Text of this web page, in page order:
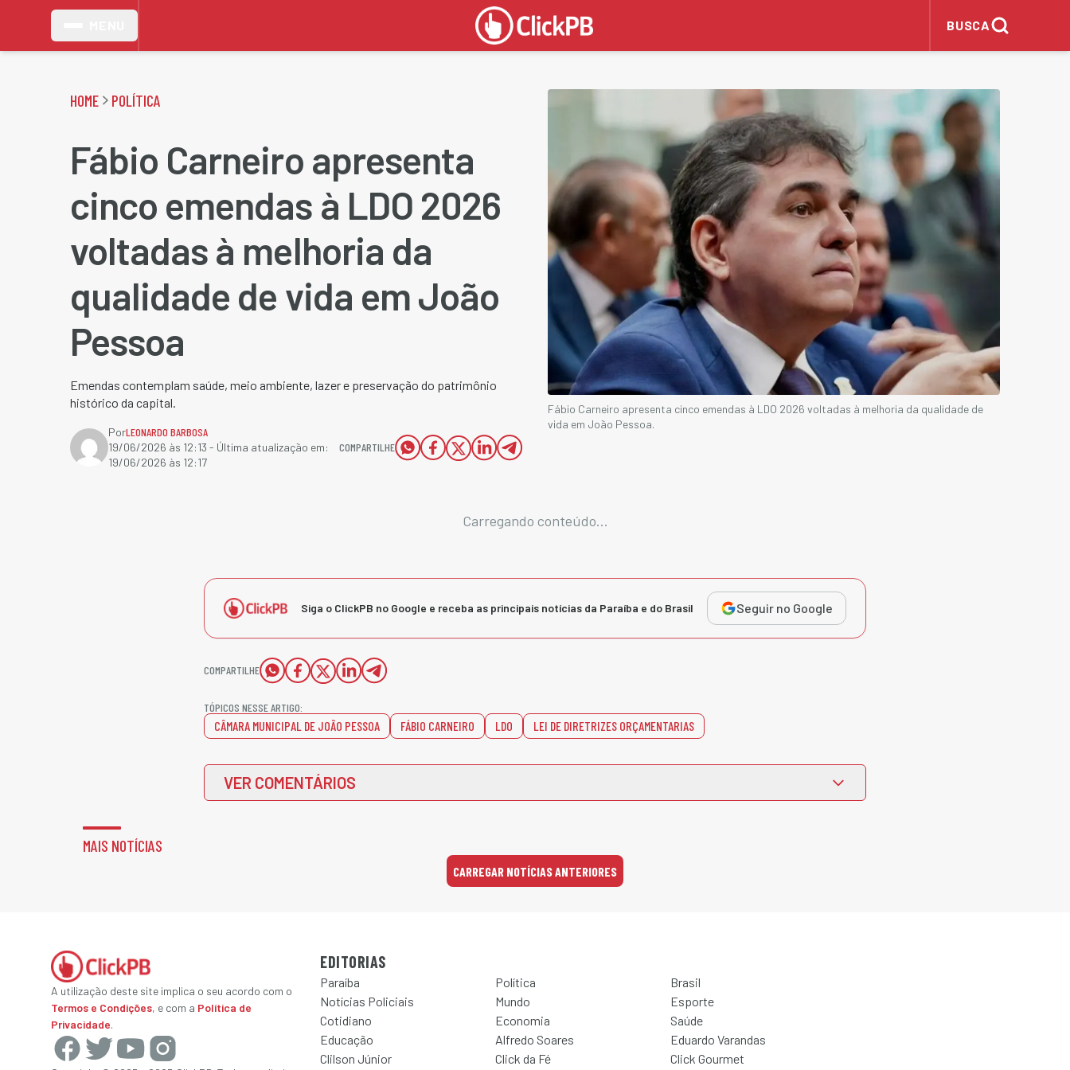
BUSCA
HOME POLÍTICA
Fábio Carneiro apresenta
cinco emendas à LDO 2026
voltadas à melhoria da
qualidade de vida em João
Pessoa
Emendas contemplam saúde, meio ambiente, lazer e preservação do patrimônio
histórico da capital.
PorLEONARDO BARBOSA
19/06/2026 às 12:13 - Última atualização em:
19/06/2026 às 12:17
COMPARTILHE
Fábio Carneiro apresenta cinco emendas à LDO 2026 voltadas à melhoria da qualidade de
vida em João Pessoa.
Carregando conteúdo...
Siga o ClickPB no Google e receba as principais notícias da Paraíba e do Brasil Seguir no Google
COMPARTILHE
TÓPICOS NESSE ARTIGO:
CÂMARA MUNICIPAL DE JOÃO PESSOA FÁBIO CARNEIRO LDO LEI DE DIRETRIZES ORÇAMENTARIAS
VER COMENTÁRIOS
MAIS NOTÍCIAS
CARREGAR NOTÍCIAS ANTERIORES
A utilização deste site implica o seu acordo com o
Termos e Condições, e com a Política de
Privacidade.
EDITORIAS
Paraíba Política
Brasil
Notícias Policiais
Mundo
Esporte
Cotidiano
Economia
Saúde
Educação
Alfredo Soares
Eduardo Varandas
Clilson Júnior
Click da Fé Click Gourmet